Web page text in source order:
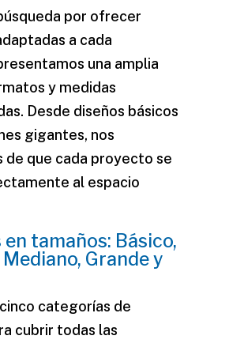
por ofrecer
a cada
una amplia
y medidas
Desde diseños básicos
gigantes, nos
de que cada proyecto se
al espacio
tamaños: Básico,
Mediano, Grande y
categorías de
cubrir todas las